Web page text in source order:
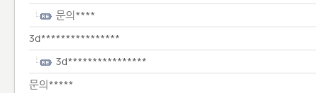
문의****
3d****************
3d****************
문의*****